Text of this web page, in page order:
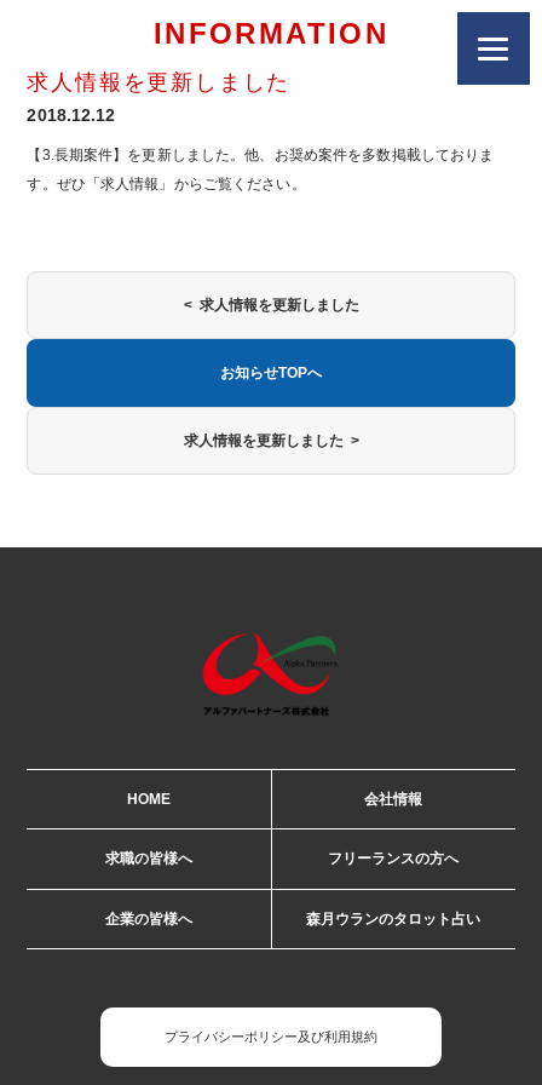
INFORMATION
求人情報を更新しました
2018.12.12
【3.長期案件】を更新しました。他、お奨め案件を多数掲載しておりま
す。ぜひ「求人情報」からご覧ください。
< 求人情報を更新しました
お知らせTOPへ
求人情報を更新しました >
HOME 会社情報
求職の皆様へ フリーランスの方へ
企業の皆様へ 森月ウランのタロット占い
プライバシーポリシー及び利用規約